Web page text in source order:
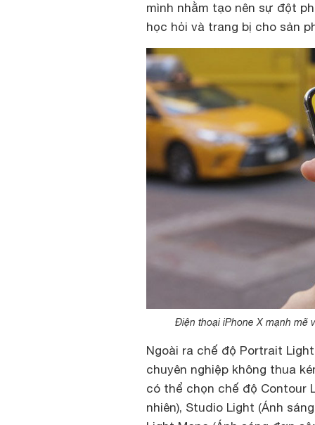
mình nhằm tạo nên sự đột
học hỏi và trang bị cho sản
Điện thoại iPhone X mạnh mẽ
Ngoài ra chế độ Portrait
chuyên nghiệp không thua
có thể chọn chế độ Contour
nhiên), Studio Light (Ánh